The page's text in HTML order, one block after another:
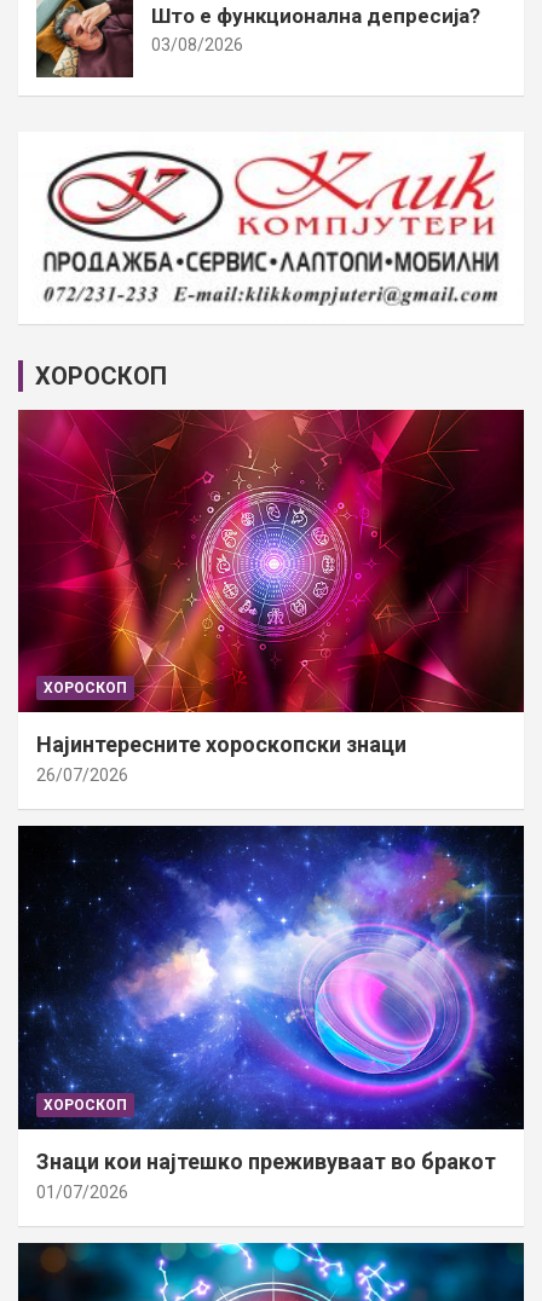
Што е функционална депресија?
03/08/2026
ХОРОСКОП
ХОРОСКОП
Најинтересните хороскопски знаци
26/07/2026
ХОРОСКОП
Знаци кои најтешко преживуваат во бракот
01/07/2026